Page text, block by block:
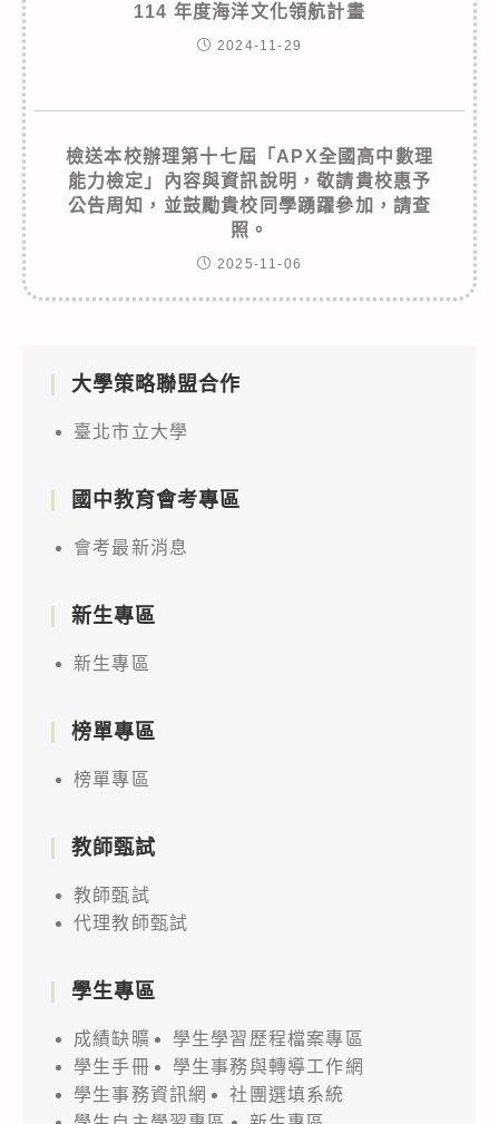
114 年度海洋文化領航計畫
2024-11-29
檢送本校辦理第十七屆「APX全國高中數理
能力檢定」內容與資訊說明，敬請貴校惠予
公告周知，並鼓勵貴校同學踴躍參加，請查
照。
2025-11-06
大學策略聯盟合作
臺北市立大學
國中教育會考專區
會考最新消息
新生專區
新生專區
榜單專區
榜單專區
教師甄試
教師甄試
代理教師甄試
學生專區
成績缺曠
學生學習歷程檔案專區
學生手冊
學生事務與轉導工作網
學生事務資訊網
社團選填系統